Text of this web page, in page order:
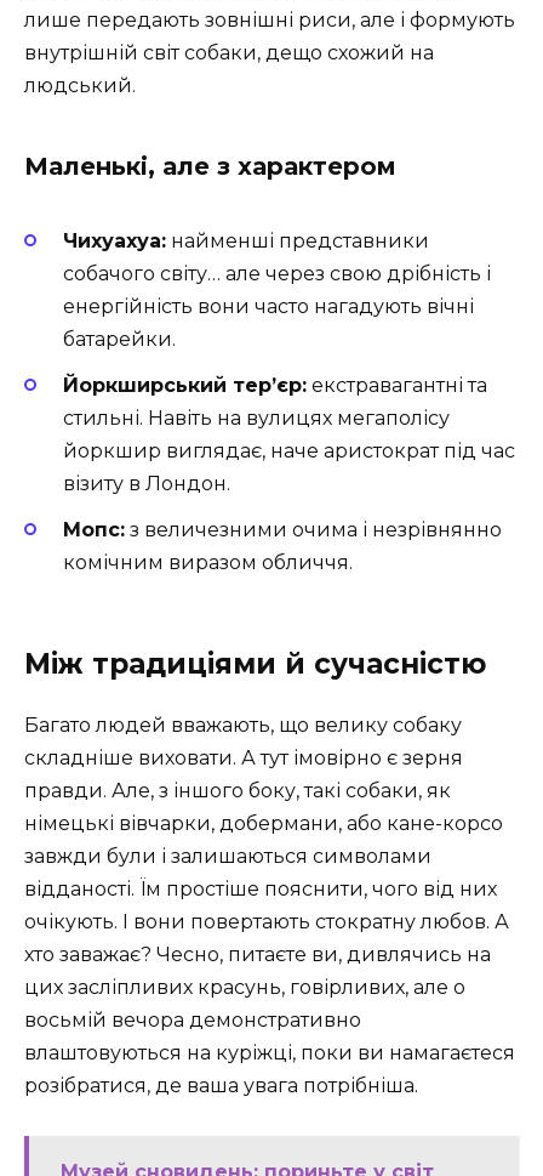
лише передають зовнішні риси, але і формують
внутрішній світ собаки, дещо схожий на
людський.
Маленькі, але з характером
Чихуахуа: найменші представники
собачого світу… але через свою дрібність і
енергійність вони часто нагадують вічні
батарейки.
Йоркширський тер’єр: екстравагантні та
стильні. Навіть на вулицях мегаполісу
йоркшир виглядає, наче аристократ під час
візиту в Лондон.
Мопс: з величезними очима і незрівнянно
комічним виразом обличчя.
Між традиціями й сучасністю
Багато людей вважають, що велику собаку
складніше виховати. А тут імовірно є зерня
правди. Але, з іншого боку, такі собаки, як
німецькі вівчарки, добермани, або кане-корсо
завжди були і залишаються символами
відданості. Їм простіше пояснити, чого від них
очікують. І вони повертають стократну любов. А
хто заважає? Чесно, питаєте ви, дивлячись на
цих засліпливих красунь, говірливих, але о
восьмій вечора демонстративно
влаштовуються на куріжці, поки ви намагаєтеся
розібратися, де ваша увага потрібніша.
Музей сновидень: пориньте у світ